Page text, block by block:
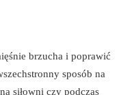
brzucha i poprawić
sposób na
siłowni czy podczas